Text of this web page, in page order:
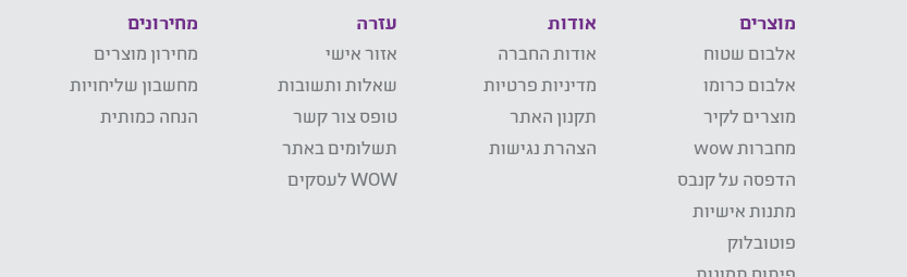
מוצרים
אלבום שטוח
אלבום כרומו
מוצרים לקיר
מחברות wow
הדפסה על קנבס
מתנות אישיות
פוטובלוק
אודות
אודות החברה
מדיניות פרטיות
תקנון האתר
הצהרת נגישות
עזרה
אזור אישי
שאלות ותשובות
טופס צור קשר
תשלומים באתר
WOW לעסקים
מחירונים
מחירון מוצרים
מחשבון שליחויות
הנחה כמותית